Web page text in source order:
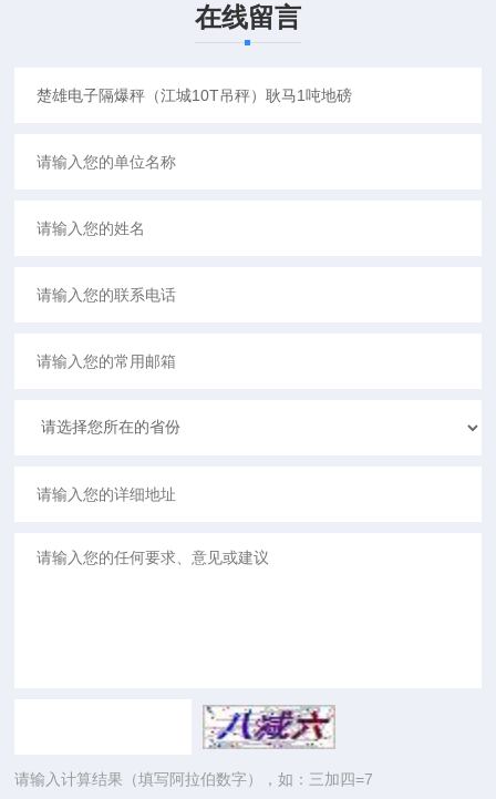
在线留言
请输入计算结果（填写阿拉伯数字），如：三加四=7